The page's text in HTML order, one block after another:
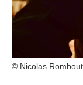
© Nicolas